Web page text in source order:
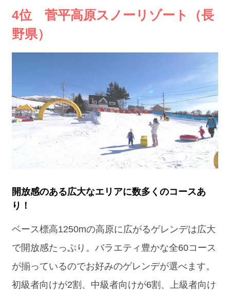
4位 菅平高原スノーリゾート（長
野県）
開放感のある広大なエリアに数多くのコースあ
り！
ベース標高1250mの高原に広がるゲレンデは広大
で開放感たっぷり。バラエティ豊かな全60コース
が揃っているのでお好みのゲレンデが選べます。
初級者向けが2割、中級者向けが6割、上級者向け